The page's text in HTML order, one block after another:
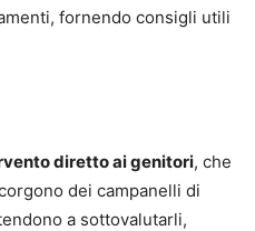
fornendo consigli utili
diretto ai genitori, che
dei campanelli di
a sottovalutarli,